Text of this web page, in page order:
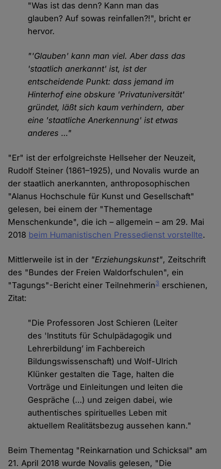
"Was ist das denn? Kann man das
glauben? Auf sowas reinfallen?!", bricht er
hervor.
"'Glauben' kann man viel. Aber dass das
'staatlich anerkannt' ist, ist der
entscheidende Punkt: dass jemand im
Hinterhof eine obskure 'Privatuniversität'
gründet, läßt sich kaum verhindern, aber
eine 'staatliche Anerkennung' ist etwas
anderes …"
"Er" ist der erfolgreichste Hellseher der Neuzeit,
Rudolf Steiner (1861–1925), und Novalis wurde an
der staatlich anerkannten, anthroposophischen
"Alanus Hochschule für Kunst und Gesellschaft"
gelesen, bei einem der "Thementage
Menschenkunde", die ich – allgemein – am 29. Mai
2018 beim Humanistischen Pressedienst vorstellte.
Mittlerweile ist in der "Erziehungskunst", Zeitschrift
des "Bundes der Freien Waldorfschulen", ein
"Tagungs"-Bericht einer Teilnehmerin3 erschienen,
Zitat:
"Die Professoren Jost Schieren (Leiter
des 'Instituts für Schulpädagogik und
Lehrerbildung’ im Fachbereich
Bildungswissenschaft) und Wolf-Ulrich
Klünker gestalten die Tage, halten die
Vorträge und Einleitungen und leiten die
Gespräche (…) und zeigen dabei, wie
authentisches spirituelles Leben mit
aktuellem Realitätsbezug aussehen kann."
Beim Thementag "Reinkarnation und Schicksal" am
21. April 2018 wurde Novalis gelesen, "Die